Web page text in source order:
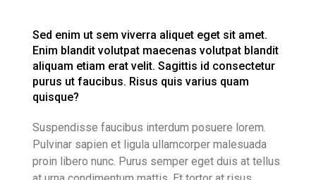
Sed enim ut sem viverra aliquet eget sit amet.
Enim blandit volutpat maecenas volutpat blandit
aliquam etiam erat velit. Sagittis id consectetur
purus ut faucibus. Risus quis varius quam
quisque?
Suspendisse faucibus interdum posuere lorem.
Pulvinar sapien et ligula ullamcorper malesuada
proin libero nunc. Purus semper eget duis at tellus